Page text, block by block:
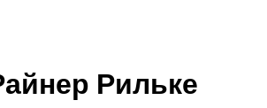
Рильке